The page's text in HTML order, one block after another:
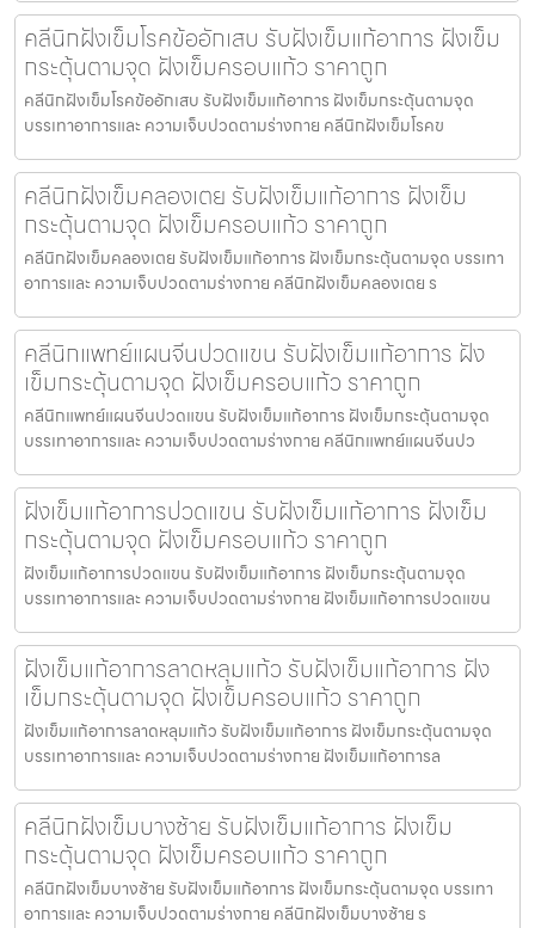
คลีนิกฝังเข็มโรคข้ออักเสบ รับฝังเข็มแก้อาการ ฝังเข็ม
กระตุ้นตามจุด ฝังเข็มครอบแก้ว ราคาถูก
คลีนิกฝังเข็มโรคข้ออักเสบ รับฝังเข็มแก้อาการ ฝังเข็มกระตุ้นตามจุด
บรรเทาอาการและ ความเจ็บปวดตามร่างกาย คลีนิกฝังเข็มโรคข
คลีนิกฝังเข็มคลองเตย รับฝังเข็มแก้อาการ ฝังเข็ม
กระตุ้นตามจุด ฝังเข็มครอบแก้ว ราคาถูก
คลีนิกฝังเข็มคลองเตย รับฝังเข็มแก้อาการ ฝังเข็มกระตุ้นตามจุด บรรเทา
อาการและ ความเจ็บปวดตามร่างกาย คลีนิกฝังเข็มคลองเตย ร
คลีนิกแพทย์แผนจีนปวดแขน รับฝังเข็มแก้อาการ ฝัง
เข็มกระตุ้นตามจุด ฝังเข็มครอบแก้ว ราคาถูก
คลีนิกแพทย์แผนจีนปวดแขน รับฝังเข็มแก้อาการ ฝังเข็มกระตุ้นตามจุด
บรรเทาอาการและ ความเจ็บปวดตามร่างกาย คลีนิกแพทย์แผนจีนปว
ฝังเข็มแก้อาการปวดแขน รับฝังเข็มแก้อาการ ฝังเข็ม
กระตุ้นตามจุด ฝังเข็มครอบแก้ว ราคาถูก
ฝังเข็มแก้อาการปวดแขน รับฝังเข็มแก้อาการ ฝังเข็มกระตุ้นตามจุด
บรรเทาอาการและ ความเจ็บปวดตามร่างกาย ฝังเข็มแก้อาการปวดแขน
ฝังเข็มแก้อาการลาดหลุมแก้ว รับฝังเข็มแก้อาการ ฝัง
เข็มกระตุ้นตามจุด ฝังเข็มครอบแก้ว ราคาถูก
ฝังเข็มแก้อาการลาดหลุมแก้ว รับฝังเข็มแก้อาการ ฝังเข็มกระตุ้นตามจุด
บรรเทาอาการและ ความเจ็บปวดตามร่างกาย ฝังเข็มแก้อาการล
คลีนิกฝังเข็มบางซ้าย รับฝังเข็มแก้อาการ ฝังเข็ม
กระตุ้นตามจุด ฝังเข็มครอบแก้ว ราคาถูก
คลีนิกฝังเข็มบางซ้าย รับฝังเข็มแก้อาการ ฝังเข็มกระตุ้นตามจุด บรรเทา
อาการและ ความเจ็บปวดตามร่างกาย คลีนิกฝังเข็มบางซ้าย ร